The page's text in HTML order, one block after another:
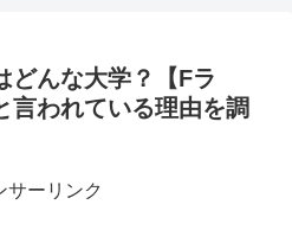
どんな大学？【Fラ
言われている理由を調
サーリンク